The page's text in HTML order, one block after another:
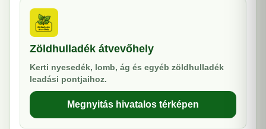
Zöldhulladék átvevőhely
Kerti nyesedék, lomb, ág és egyéb zöldhulladék
leadási pontjaihoz.
Megnyitás hivatalos térképen